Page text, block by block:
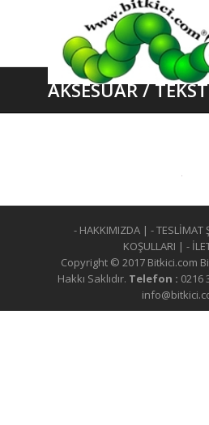
AKSESUAR /
- HAKKIMIZDA | - TESLİMAT
KOŞULLARI | -
Copyright © 2017 Bitkici.com
Hakkı Saklıdır. Telefon : 0216